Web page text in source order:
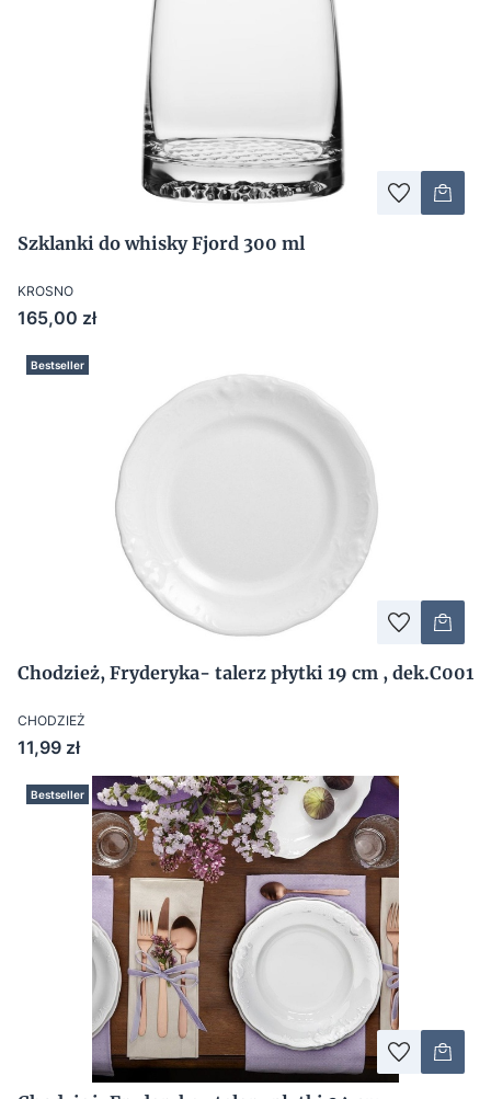
Szklanki do whisky Fjord 300 ml
KROSNO
Cena
165,00 zł
Bestseller
Chodzież, Fryderyka- talerz płytki 19 cm , dek.C001
CHODZIEŻ
Cena
11,99 zł
Bestseller